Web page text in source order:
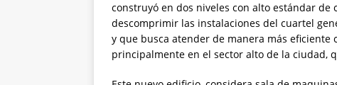
construyó en dos niveles con alto estándar
descomprimir las instalaciones del cuartel
y que busca atender de manera más
principalmente en el sector alto de la ciudad,